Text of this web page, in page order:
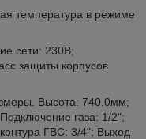
температура в режиме
сети: 230В;
защиты корпусов
Высота: 740.0мм;
газа: 1/2";
ГВС: 3/4"; Выход